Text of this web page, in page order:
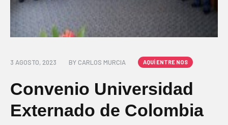
3 AGOSTO, 2023 BY CARLOS MURCIA AQUÍ ENTRE NOS
Convenio Universidad
Externado de Colombia